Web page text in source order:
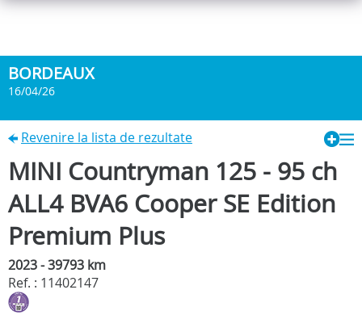
BORDEAUX
16/04/26
Revenire la lista de rezultate
MINI Countryman 125 - 95 ch
ALL4 BVA6 Cooper SE Edition
Premium Plus
2023 - 39793 km
Ref. : 11402147